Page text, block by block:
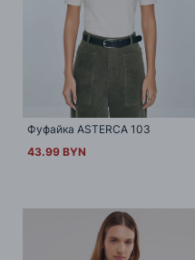
Фуфайка ASTERCA 103
43.99 BYN